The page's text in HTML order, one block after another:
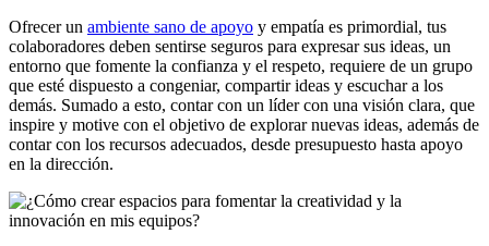
Ofrecer un ambiente sano de apoyo y empatía es primordial, tus
colaboradores deben sentirse seguros para expresar sus ideas, un
entorno que fomente la confianza y el respeto, requiere de un grupo
que esté dispuesto a congeniar, compartir ideas y escuchar a los
demás. Sumado a esto, contar con un líder con una visión clara, que
inspire y motive con el objetivo de explorar nuevas ideas, además de
contar con los recursos adecuados, desde presupuesto hasta apoyo
en la dirección.